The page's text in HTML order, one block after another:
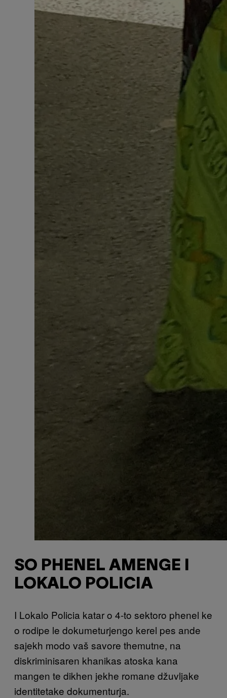
SO PHENEL AMENGE I
LOKALO POLICIA
I Lokalo Policia katar o 4-to sektoro phenel ke
o rodipe le dokumeturjengo kerel pes ande
sajekh modo vaš savore themutne, na
diskriminisaren khanikas atoska kana
mangen te dikhen jekhe romane džuvljake
identitetake dokumenturja.